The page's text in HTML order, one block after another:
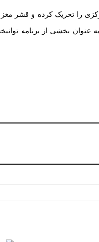
را تحریک کرده و قشر مغز
عنوان بخشی از برنامه